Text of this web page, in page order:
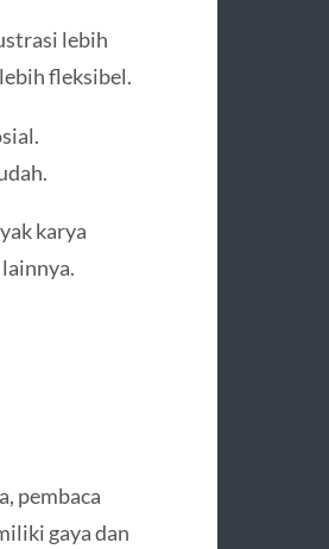
lebih
fleksibel.
karya
pembaca
gaya dan